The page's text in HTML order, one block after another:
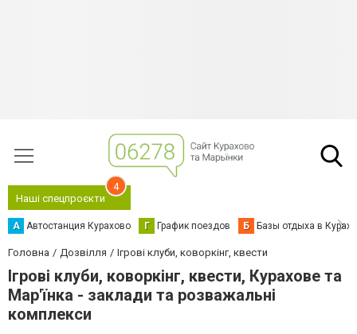
Наші спецпроєкти
4
А Автостанция Курахово Г График поездов Б Базы отдыха в
Головна Дозвілля Ігрові клуби, коворкінг, квести
Ігрові клуби, коворкінг, квести, Курахове та
Мар'їнка - заклади та розважальні
комплекси